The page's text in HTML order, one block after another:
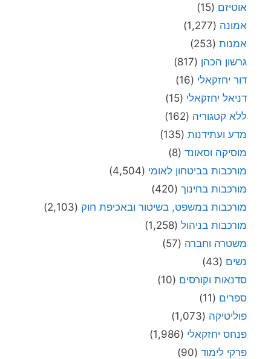
אוטיזם (15)
אמונה (1,277)
אמנות (253)
גרשון הכהן (817)
דור יחזקאלי (16)
דניאל יחזקאלי (15)
ללא קטגוריה (162)
מדע ועתידנות (135)
מוסיקה וסאונד (8)
מורכבות בביטחון לאומי (4,504)
מורכבות בחינוך (420)
מורכבות במשפט, בשיטור ובאכיפת חוק (2,103)
מורכבות בניהול (1,258)
משטרה וחברה (57)
נשים (43)
סדנאות וקורסים (10)
ספרים (11)
פוליטיקה (1,073)
פנחס יחזקאלי (1,986)
פרקי לימוד (90)